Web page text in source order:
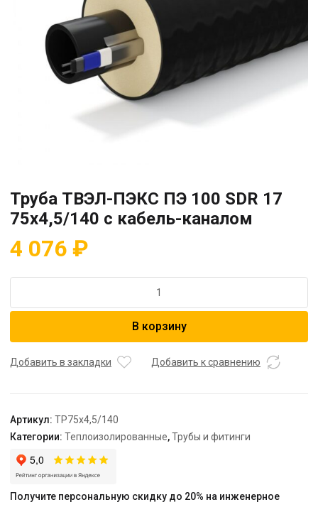
Труба ТВЭЛ-ПЭКС ПЭ 100 SDR 17
75х4,5/140 с кабель-каналом
4 076 ₽
Труба
ПЭ
75х4,5/140
с
кабель-
каналом
В корзину
Добавить в закладки Добавить к сравнению
Артикул: TP75х4,5/140
Категории: Теплоизолированные,Трубы и фитинги
Получите персональную скидку до 20% на инженерное